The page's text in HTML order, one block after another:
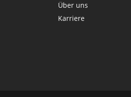
Über uns
Karriere